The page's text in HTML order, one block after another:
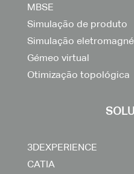
MBSE
Simulação de produto
Simulação
Gémeo virtual
Otimização topológica
3DEXPERIENCE
CATIA